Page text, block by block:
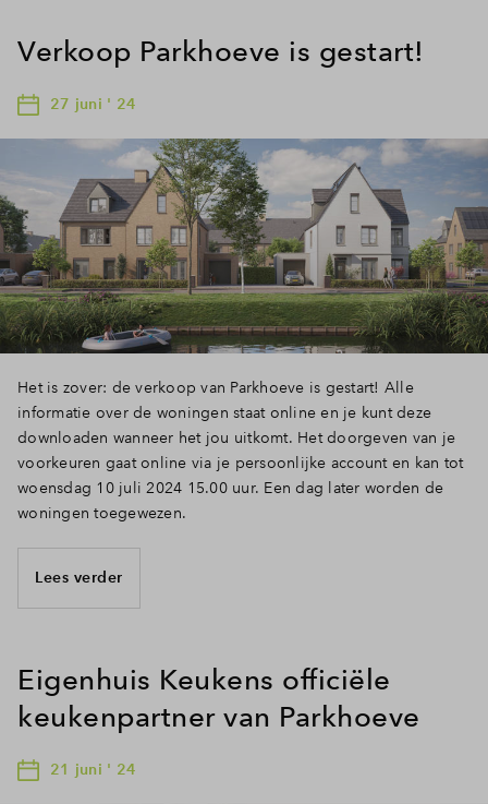
Verkoop Parkhoeve is gestart!
27 juni ' 24
Het is zover: de verkoop van Parkhoeve is gestart! Alle
informatie over de woningen staat online en je kunt deze
downloaden wanneer het jou uitkomt. Het doorgeven van je
voorkeuren gaat online via je persoonlijke account en kan tot
woensdag 10 juli 2024 15.00 uur. Een dag later worden de
woningen toegewezen.
Lees verder
Eigenhuis Keukens officiële
keukenpartner van Parkhoeve
21 juni ' 24